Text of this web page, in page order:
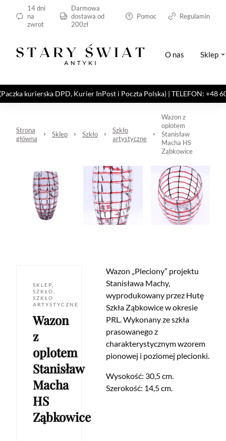
14 dni
na
zwrot
Darmowa
dostawa od
200zł
Pomoc Regulamin
O nas Sklep
kurierska DPD, Kurier InPost i Poczta Polska) | TELEFON: +48
Strona
główna
Sklep Szkło
Szkło
artystyczne
Wazon z
oplotem
Stanisław
Macha HS
Ząbkowice
SKLEP
SZKŁO
SZKŁO
ARTYSTYCZNE
Wazon
z
oplotem
Stanisław
Macha
HS
Ząbkowice
Wazon „Pleciony” projektu
Stanisława Machy,
wyprodukowany przez Hutę
Szkła Ząbkowice w okresie
PRL. Wykonany ze szkła
prasowanego z
charakterystycznym wzorem
pionowej i poziomej plecionki.
Wysokość: 30,5 cm.
Szerokość: 14,5 cm.